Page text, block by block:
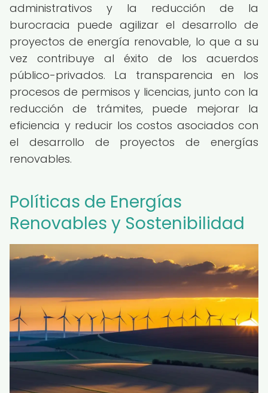
administrativos y la reducción de la
burocracia puede agilizar el desarrollo de
proyectos de energía renovable, lo que a su
vez contribuye al éxito de los acuerdos
público-privados. La transparencia en los
procesos de permisos y licencias, junto con la
reducción de trámites, puede mejorar la
eficiencia y reducir los costos asociados con
el desarrollo de proyectos de energías
renovables.
Políticas de Energías
Renovables y Sostenibilidad